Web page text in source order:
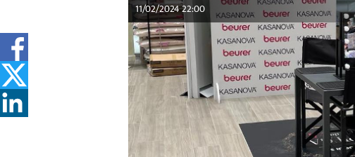
11/02/2024 22:00